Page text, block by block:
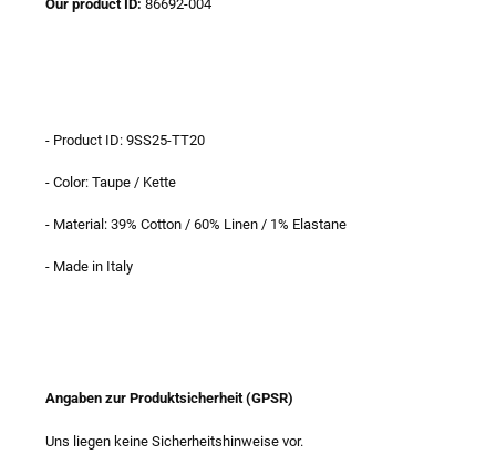
Our product ID: 86692-004
- Product ID: 9SS25-TT20
- Color: Taupe / Kette
- Material: 39% Cotton / 60% Linen / 1% Elastane
- Made in Italy
Angaben zur Produktsicherheit (GPSR)
Uns liegen keine Sicherheitshinweise vor.